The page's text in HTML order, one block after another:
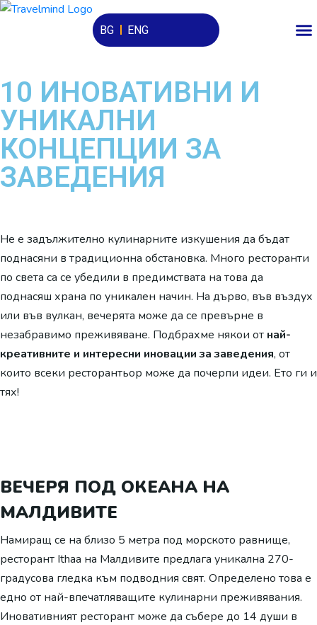
BG ENG
10 ИНОВАТИВНИ И
УНИКАЛНИ
КОНЦЕПЦИИ ЗА
ЗАВЕДЕНИЯ
Не е задължително кулинарните изкушения да бъдат
поднасяни в традиционна обстановка. Много ресторанти
по света са се убедили в предимствата на това да
поднасяш храна по уникален начин. На дърво, във въздух
или във вулкан, вечерята може да се превърне в
незабравимо преживяване. Подбрахме някои от най-
креативните и интересни иновации за заведения, от
които всеки ресторантьор може да почерпи идеи. Ето ги и
тях!
ВЕЧЕРЯ ПОД ОКЕАНА НА
МАЛДИВИТЕ
Намиращ се на близо 5 метра под морското равнище,
ресторант Ithaa на Малдивите предлага уникална 270-
градусова гледка към подводния свят. Определено това е
едно от най-впечатляващите кулинарни преживявания.
Иновативният ресторант може да събере до 14 души в